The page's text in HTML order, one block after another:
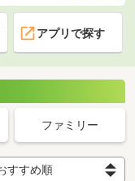
アプリで探す
ファミリー